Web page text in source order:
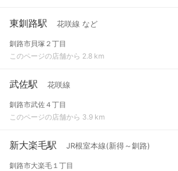
東釧路駅 花咲線 など
釧路市貝塚２丁目
このページの店舗から 2.8 km
武佐駅 花咲線
釧路市武佐４丁目
このページの店舗から 3.9 km
新大楽毛駅 JR根室本線(新得～釧路)
釧路市大楽毛１丁目